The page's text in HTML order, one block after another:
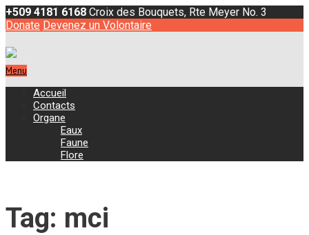
+509 4181 6168 Croix des Bouquets, Rte Meyer No. 3
Donate Devenez un Volontaire
Menu
Accueil
Contacts
Organe
Eaux
Faune
Flore
Tag: mci